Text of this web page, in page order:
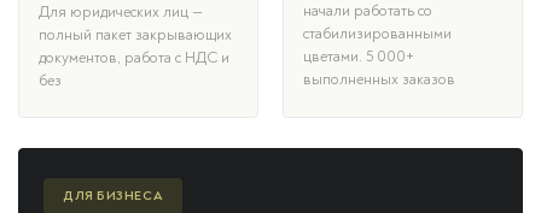
Для юридических лиц —
полный пакет закрывающих
документов, работа с НДС и
без
начали работать со
стабилизированными
цветами. 5 000+
выполненных заказов
ДЛЯ БИЗНЕСА